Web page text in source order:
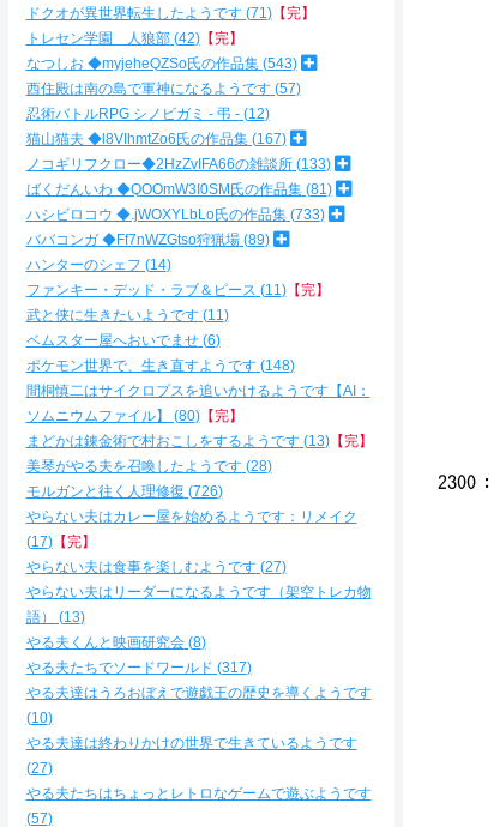
2300 ：
ドクオが異世界転生したようです 71 【完】
トレセン学園 人狼部 42 【完】
なつしお ◆myjeheQZSo氏の作品集 543
西住殿は南の島で軍神になるようです 57
忍術バトルRPG シノビガミ - 弔 - 12
猫山猫夫 ◆l8VIhmtZo6氏の作品集 167
ノコギリフクロー◆2HzZvIFA66の雑談所 133
ばくだんいわ ◆QOOmW3I0SM氏の作品集 81
ハシビロコウ ◆.jWOXYLbLo氏の作品集 733
ババコンガ ◆Ff7nWZGtso狩猟場 89
ハンターのシェフ 14
ファンキー・デッド・ラブ＆ピース 11 【完】
武と侠に生きたいようです 11
ベムスター屋へおいでませ 6
ポケモン世界で、生き直すようです 148
間桐慎二はサイクロプスを追いかけるようです【AI：
ソムニウムファイル】
80 【完】
まどかは錬金術で村おこしをするようです 13 【完】
美琴がやる夫を召喚したようです 28
モルガンと往く人理修復 726
やらない夫はカレー屋を始めるようです：リメイク
17 【完】
やらない夫は食事を楽しむようです 27
やらない夫はリーダーになるようです（架空トレカ物
語）
13
やる夫くんと映画研究会 8
やる夫たちでソードワールド 317
やる夫達はうろおぼえで遊戯王の歴史を導くようです
10
やる夫達は終わりかけの世界で生きているようです
27
やる夫たちはちょっとレトロなゲームで遊ぶようです
57